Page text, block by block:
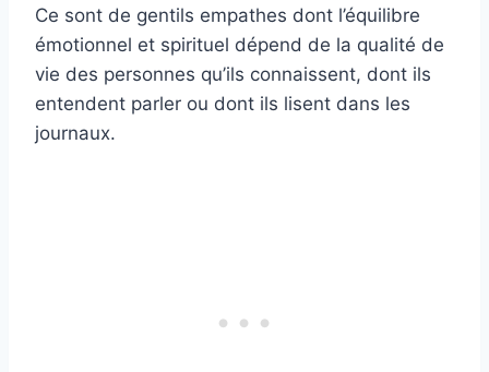
Ce sont de gentils empathes dont l’équilibre
émotionnel et spirituel dépend de la qualité de
vie des personnes qu’ils connaissent, dont ils
entendent parler ou dont ils lisent dans les
journaux.